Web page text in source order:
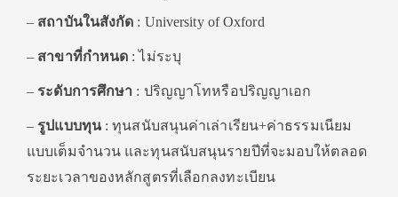
– สถาบันในสังกัด : University of Oxford
– สาขาที่กำหนด : ไม่ระบุ
– ระดับการศึกษา : ปริญญาโทหรือปริญญาเอก
– รูปแบบทุน: ทุนสนับสนุนค่าเล่าเรียน+ค่าธรรมเนียม
แบบเต็มจำนวน และทุนสนับสนุนรายปีที่จะมอบให้ตลอด
ระยะเวลาของหลักสูตรที่เลือกลงทะเบียน